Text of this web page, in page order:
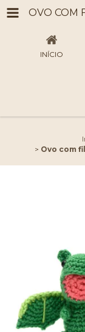
INÍCIO
> Ovo com